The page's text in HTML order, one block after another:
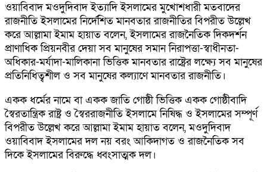
ওয়াবিবাদ মওদুদিবাদ ইত্যাদি ইসলামের মুখোশধারী মতবাদের
রাজনীতি ইসলামের নির্দেশিত মানবতার রাজনীতির বিপরীত উল্লেখ
করে আল্লামা ইমাম হায়াত বলেন, ইসলামের রাজনৈতিক দিকদর্শন
প্রাণাধিক প্রিয়নবীর দেয়া সব মানুষের সমান নিরাপত্তা-স্বাধীনতা-
অধিকার-মর্যাদা-মালিকানা ভিত্তিক মানবতার রাষ্ট্রের লক্ষ্যে সব মানুষের
প্রতিনিধিত্বশীল ও সব মানুষের কল্যাণে মানবতার রাজনীতি।
একক ধর্মের নামে বা একক জাতি গোষ্ঠী ভিত্তিক একক গোষ্ঠীবাদি
স্বৈরতান্ত্রিক রাষ্ট্র ও স্বৈররাজনীতি ইসলামে নিষিদ্ধ ও ইসলামের সম্পূর্ণ
বিপরীত উল্লেখ করে আল্লামা ইমাম হায়াত বলেন, মওদুদিবাদ
ওয়াবিবাদ ইসলামের দল নয় বরং আকিদাগত ও রাজনৈতিক সব
দিকে ইসলামের বিরুদ্ধে ধ্বংসাত্মক দল।